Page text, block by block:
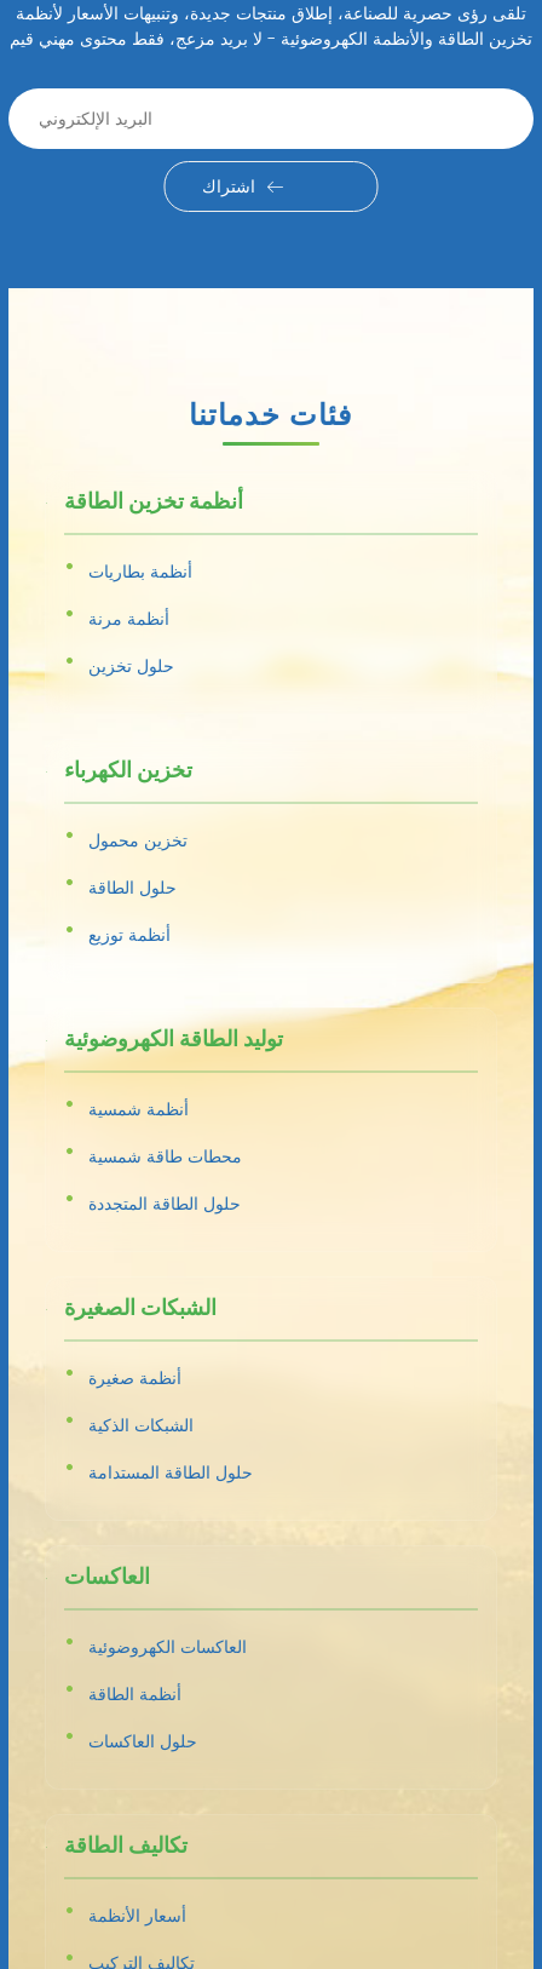
تلقى رؤى حصرية للصناعة، إطلاق منتجات جديدة، وتنبيهات الأسعار لأنظمة
تخزين الطاقة والأنظمة الكهروضوئية - لا بريد مزعج، فقط محتوى مهني قيم
اشتراك
فئات خدماتنا
أنظمة تخزين الطاقة
أنظمة بطاريات
أنظمة مرنة
حلول تخزين
تخزين الكهرباء
تخزين محمول
حلول الطاقة
أنظمة توزيع
توليد الطاقة الكهروضوئية
أنظمة شمسية
محطات طاقة شمسية
حلول الطاقة المتجددة
الشبكات الصغيرة
أنظمة صغيرة
الشبكات الذكية
حلول الطاقة المستدامة
العاكسات
العاكسات الكهروضوئية
أنظمة الطاقة
حلول العاكسات
تكاليف الطاقة
أسعار الأنظمة
تكاليف التركيب